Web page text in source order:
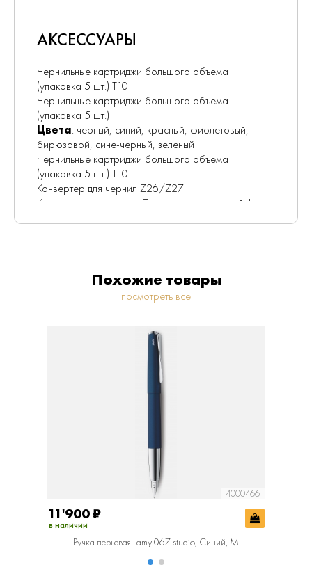
АКСЕССУАРЫ
Чернильные картриджи большого объема
(упаковка 5 шт.) Т10
Чернильные картриджи большого объема
(упаковка 5 шт.)
Цвета: черный, синий, красный, фиолетовый,
бирюзовой, сине-черный, зеленый
Чернильные картриджи большого объема
(упаковка 5 шт.) Т10
Конвертер для чернил Z26/Z27
Конвертер для чернил. Подходит для моделей: Lamy
Похожие товары
посмотреть все
4000466
11'900₽
в наличии
Ручка перьевая Lamy 067 studio, Синий, M